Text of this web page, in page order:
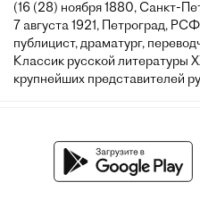
(16 (28) ноября 1880, Санкт-
7 августа 1921, Петроград,
публицист, драматург,
Классик русской литературы
крупнейших представителей